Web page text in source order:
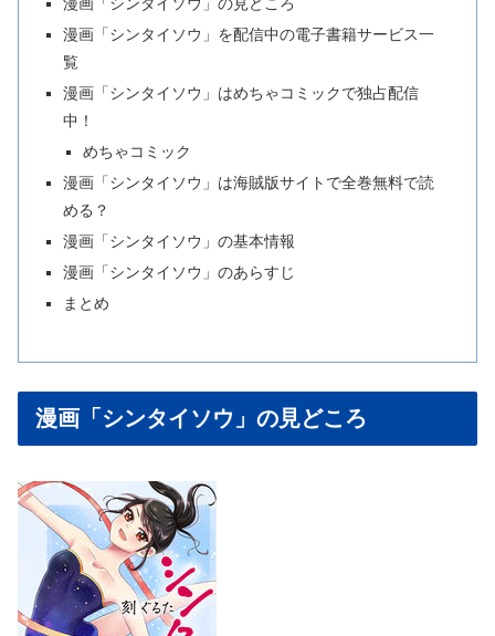
漫画「シンタイソウ」の見どころ
漫画「シンタイソウ」を配信中の電子書籍サービス一
覧
漫画「シンタイソウ」はめちゃコミックで独占配信
中！
めちゃコミック
漫画「シンタイソウ」は海賊版サイトで全巻無料で読
める？
漫画「シンタイソウ」の基本情報
漫画「シンタイソウ」のあらすじ
まとめ
漫画「シンタイソウ」の見どころ